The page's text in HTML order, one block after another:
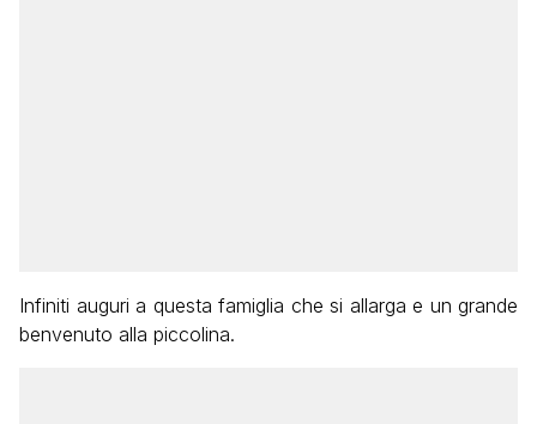
Infiniti auguri a questa famiglia che si allarga e un grande
benvenuto alla piccolina.